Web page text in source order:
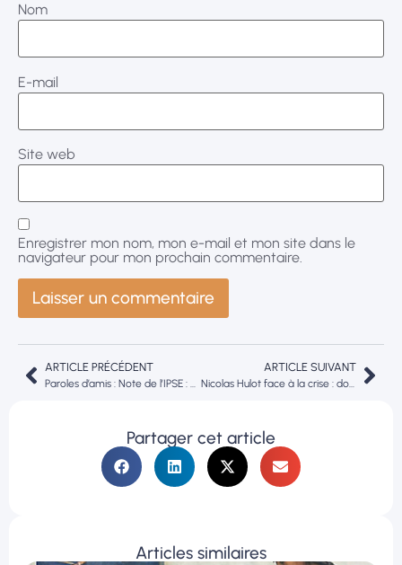
Partager cet article
Articles similaires
Nom
E-mail
Site web
Enregistrer mon nom, mon e-mail et mon site dans le
navigateur pour mon prochain commentaire.
ARTICLE PRÉCÉDENT
Paroles d’amis : Note de l’IPSE : L’Europe face aux défis de la crise sanitaire et des solidarités. Crise covid19. Avril 2020
ARTICLE SUIVANT
Nicolas Hulot face à la crise : donneur ou tireur de leçons ?